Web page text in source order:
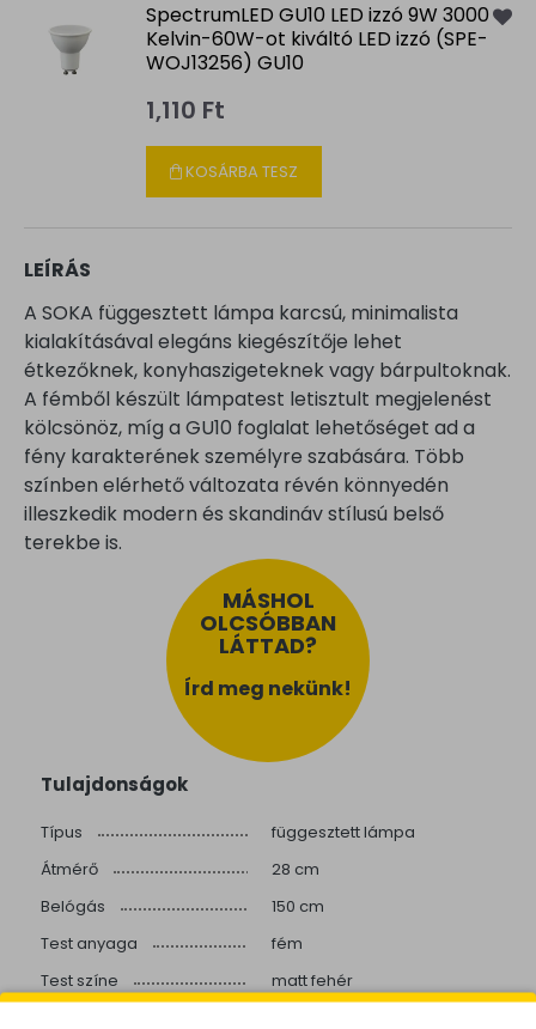
SpectrumLED GU10 LED izzó 9W 3000
Kelvin-60W-ot kiváltó LED izzó (SPE-
WOJ13256) GU10
1,110 Ft
KOSÁRBA TESZ
LEÍRÁS
A SOKA függesztett lámpa karcsú, minimalista
kialakításával elegáns kiegészítője lehet
étkezőknek, konyhaszigeteknek vagy bárpultoknak.
A fémből készült lámpatest letisztult megjelenést
kölcsönöz, míg a GU10 foglalat lehetőséget ad a
fény karakterének személyre szabására. Több
színben elérhető változata révén könnyedén
illeszkedik modern és skandináv stílusú belső
terekbe is.
MÁSHOL
OLCSÓBBAN
LÁTTAD?
Írd meg nekünk!
Tulajdonságok
Típus
függesztett lámpa
Átmérő
28 cm
Belógás
150 cm
Test anyaga
fém
Test színe
matt fehér